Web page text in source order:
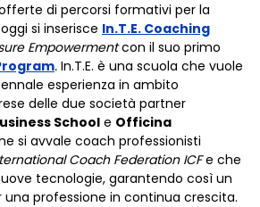
di percorsi formativi per la
si inserisce In.T.E. Coaching
Empowermentcon il suo primo
. In.T.E. è una scuola che vuole
esperienza in ambito
delle due società partner
School e Officina
si avvale coach professionisti
Coach Federation ICFe che
tecnologie, garantendo così un
professione in continua crescita.